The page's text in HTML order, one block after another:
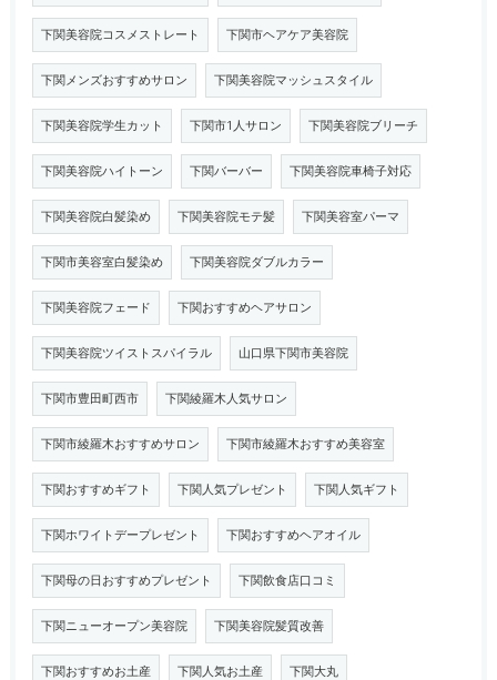
下関美容院コスメストレート 下関市ヘアケア美容院
下関メンズおすすめサロン 下関美容院マッシュスタイル
下関美容院学生カット 下関市1人サロン 下関美容院ブリーチ
下関美容院ハイトーン 下関バーバー 下関美容院車椅子対応
下関美容院白髪染め 下関美容院モテ髪 下関美容室パーマ
下関市美容室白髪染め 下関美容院ダブルカラー
下関美容院フェード 下関おすすめヘアサロン
下関美容院ツイストスパイラル 山口県下関市美容院
下関市豊田町西市 下関綾羅木人気サロン
下関市綾羅木おすすめサロン 下関市綾羅木おすすめ美容室
下関おすすめギフト 下関人気プレゼント 下関人気ギフト
下関ホワイトデープレゼント 下関おすすめヘアオイル
下関母の日おすすめプレゼント 下関飲食店口コミ
下関ニューオープン美容院 下関美容院髪質改善
下関おすすめお土産 下関人気お土産 下関大丸